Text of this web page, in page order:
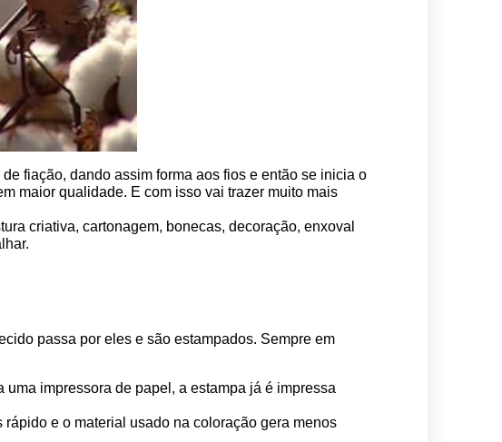
fiação, dando assim forma aos fios e então se inicia o
maior qualidade. E com isso vai trazer muito mais
criativa, cartonagem, bonecas, decoração, enxoval
passa por eles e são estampados. Sempre em
impressora de papel, a estampa já é impressa
e o material usado na coloração gera menos